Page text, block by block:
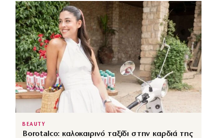
BEAUTY
Borotalco: καλοκαιρινό ταξίδι στην καρδιά της